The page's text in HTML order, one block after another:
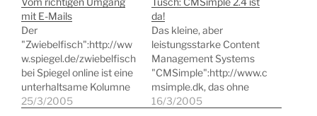
mit E-Mails
Der
"Zwiebelfisch":http://ww
w.spiegel.de/zwiebelfisch
bei Spiegel online ist eine
unterhaltsame Kolumne
von Bastian Sick rund um
25/3/2005
da!
Das kleine, aber
leistungsstarke Content
Management Systems
"CMSimple":http://www.c
msimple.dk, das ohne
MySQL-Datenbank und
16/3/2005